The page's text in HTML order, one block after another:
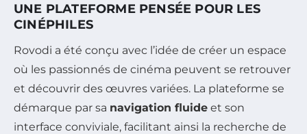
UNE PLATEFORME PENSÉE POUR LES
CINÉPHILES
Rovodi a été conçu avec l’idée de créer un espace
où les passionnés de cinéma peuvent se retrouver
et découvrir des œuvres variées. La plateforme se
démarque par sa navigation fluide et son
interface conviviale, facilitant ainsi la recherche de